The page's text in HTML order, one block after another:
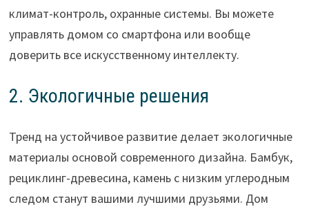
климат-контроль, охранные системы. Вы можете
управлять домом со смартфона или вообще
доверить все искусственному интеллекту.
2. Экологичные решения
Тренд на устойчивое развитие делает экологичные
материалы основой современного дизайна. Бамбук,
рециклинг-древесина, камень с низким углеродным
следом станут вашими лучшими друзьями. Дом